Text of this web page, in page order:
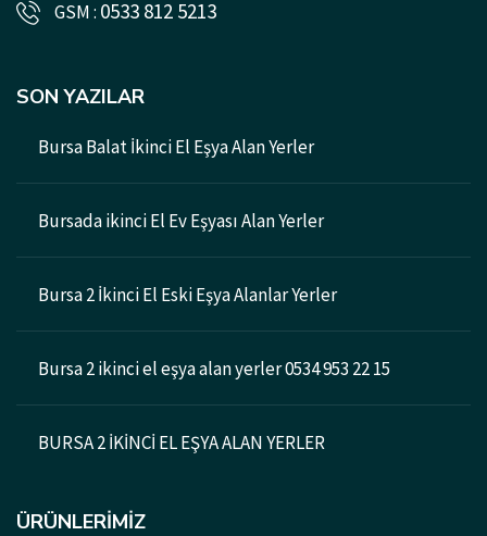
GSM : 0533 812 5213
SON YAZILAR
Bursa Balat İkinci El Eşya Alan Yerler
Bursada ikinci El Ev Eşyası Alan Yerler
Bursa 2 İkinci El Eski Eşya Alanlar Yerler
Bursa 2 ikinci el eşya alan yerler 0534 953 22 15
BURSA 2 İKİNCİ EL EŞYA ALAN YERLER
ÜRÜNLERIMIZ